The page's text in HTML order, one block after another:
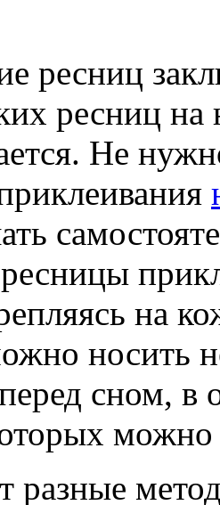
ресниц
ресниц
Не
на
носить
сном, в
можно
разные